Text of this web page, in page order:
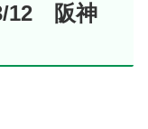
12 阪神